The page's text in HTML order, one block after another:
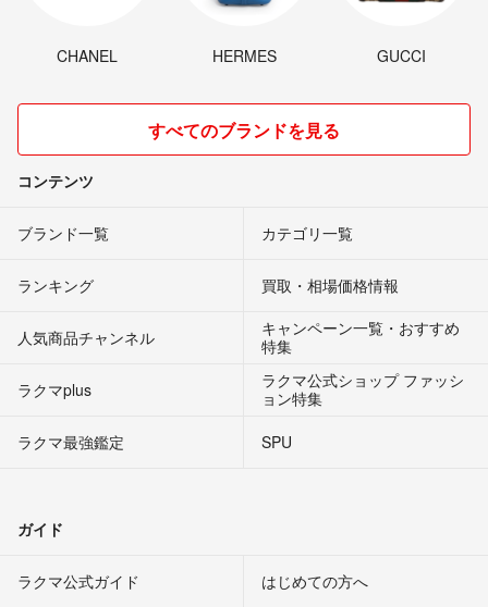
CHANEL HERMES GUCCI
すべてのブランドを見る
コンテンツ
ブランド一覧 カテゴリ一覧
ランキング 買取・相場価格情報
人気商品チャンネル
キャンペーン一覧・おすすめ
特集
ラクマplus
ラクマ公式ショップ ファッシ
ョン特集
ラクマ最強鑑定
SPU
ガイド
ラクマ公式ガイド はじめての方へ